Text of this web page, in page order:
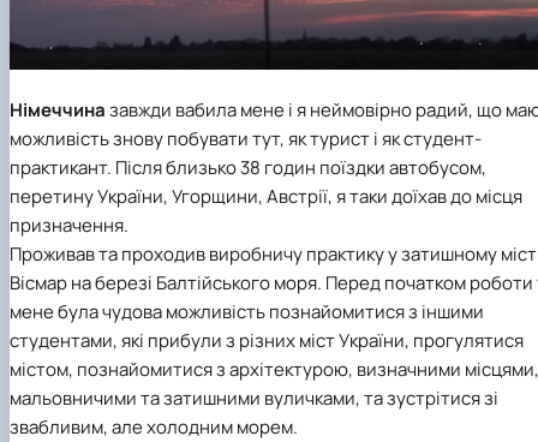
Німеччиназавжди вабила мене і я неймовірно радий, що
можливість знову побувати тут, як турист і як студент-
практикант. Після близько 38 годин поїздки автобусом,
перетину України, Угорщини, Австрії, я таки доїхав до місця
призначення.
Проживав та проходив виробничу практику у затишному
Вісмар на березі Балтійського моря. Перед початком роботи
мене була чудова можливість познайомитися з іншими
студентами, які прибули з різних міст України, прогулятися
містом, познайомитися з архітектурою, визначними місцями,
мальовничими та затишними вуличками, та зустрітися зі
звабливим, але холодним морем.